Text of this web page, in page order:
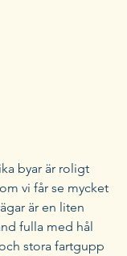
byar är roligt
vi får se mycket
är en liten
fulla med hål
stora fartgupp